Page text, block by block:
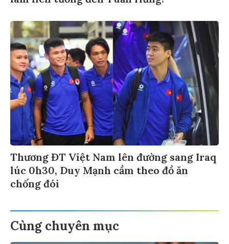
Thương ĐT Việt Nam lên đường sang Iraq
lúc 0h30, Duy Mạnh cầm theo đồ ăn
chống đói
Cùng chuyên mục